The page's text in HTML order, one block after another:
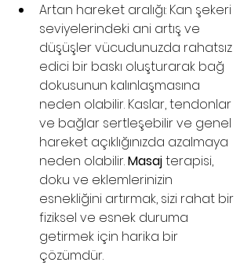
Artan hareket aralığı: Kan şekeri
seviyelerindeki ani artış ve
düşüşler vücudunuzda rahatsız
edici bir baskı oluşturarak bağ
dokusunun kalınlaşmasına
neden olabilir. Kaslar, tendonlar
ve bağlar sertleşebilir ve genel
hareket açıklığınızda azalmaya
neden olabilir. Masaj terapisi,
doku ve eklemlerinizin
esnekliğini artırmak, sizi rahat bir
fiziksel ve esnek duruma
getirmek için harika bir
çözümdür.